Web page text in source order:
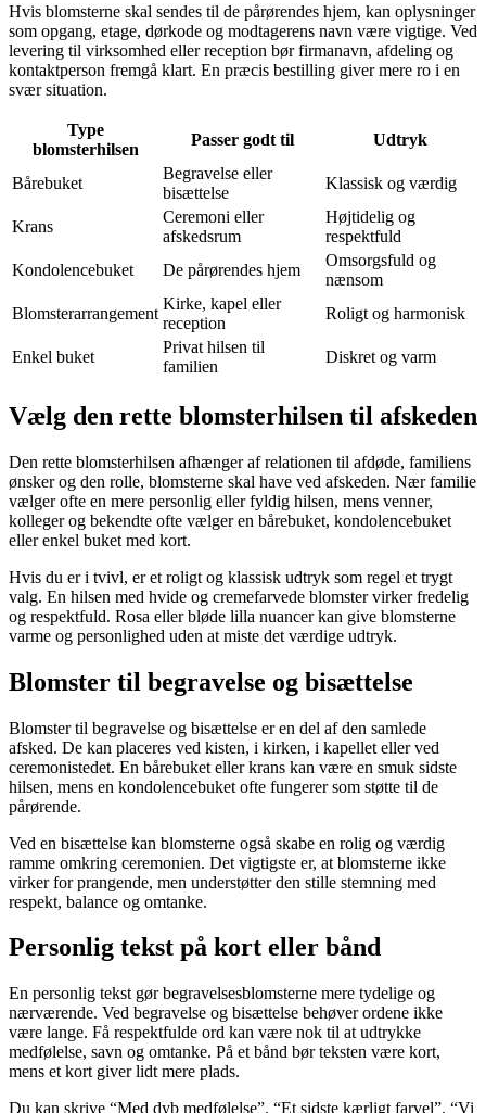
Hvis blomsterne skal sendes til de pårørendes hjem, kan oplysninger
som opgang, etage, dørkode og modtagerens navn være vigtige. Ved
levering til virksomhed eller reception bør firmanavn, afdeling og
kontaktperson fremgå klart. En præcis bestilling giver mere ro i en
svær situation.
Type
blomsterhilsen
Passer godt til Udtryk
Bårebuket
Begravelse eller
bisættelse
Klassisk og værdig
Krans
Ceremoni eller
afskedsrum
Højtidelig og
respektfuld
Kondolencebuket
De pårørendes hjem
Omsorgsfuld og
nænsom
Blomsterarrangement
Kirke, kapel eller
reception
Roligt og harmonisk
Enkel buket
Privat hilsen til
familien
Diskret og varm
Vælg den rette blomsterhilsen til afskeden
Den rette blomsterhilsen afhænger af relationen til afdøde, familiens
ønsker og den rolle, blomsterne skal have ved afskeden. Nær familie
vælger ofte en mere personlig eller fyldig hilsen, mens venner,
kolleger og bekendte ofte vælger en bårebuket, kondolencebuket
eller enkel buket med kort.
Hvis du er i tvivl, er et roligt og klassisk udtryk som regel et trygt
valg. En hilsen med hvide og cremefarvede blomster virker fredelig
og respektfuld. Rosa eller bløde lilla nuancer kan give blomsterne
varme og personlighed uden at miste det værdige udtryk.
Blomster til begravelse og bisættelse
Blomster til begravelse og bisættelse er en del af den samlede
afsked. De kan placeres ved kisten, i kirken, i kapellet eller ved
ceremonistedet. En bårebuket eller krans kan være en smuk sidste
hilsen, mens en kondolencebuket ofte fungerer som støtte til de
pårørende.
Ved en bisættelse kan blomsterne også skabe en rolig og værdig
ramme omkring ceremonien. Det vigtigste er, at blomsterne ikke
virker for prangende, men understøtter den stille stemning med
respekt, balance og omtanke.
Personlig tekst på kort eller bånd
En personlig tekst gør begravelsesblomsterne mere tydelige og
nærværende. Ved begravelse og bisættelse behøver ordene ikke
være lange. Få respektfulde ord kan være nok til at udtrykke
medfølelse, savn og omtanke. På et bånd bør teksten være kort,
mens et kort giver lidt mere plads.
Du kan skrive “Med dyb medfølelse”, “Et sidste kærligt farvel”, “Vi